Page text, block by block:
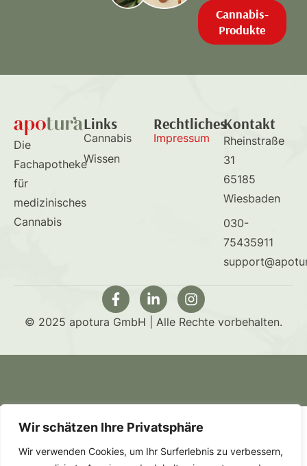
Wir schätzen Ihre Privatsphäre
Wir verwenden Cookies, um Ihr Surferlebnis zu verbessern,
Cannabis-
Produkte
Die
Fachapotheke
für
medizinisches
Cannabis
Links
Cannabis
Wissen
Rechtliches
Impressum
Kontakt
Rheinstraße
31
65185
Wiesbaden
030-
75435911
© 2025 apotura GmbH | Alle Rechte vorbehalten.